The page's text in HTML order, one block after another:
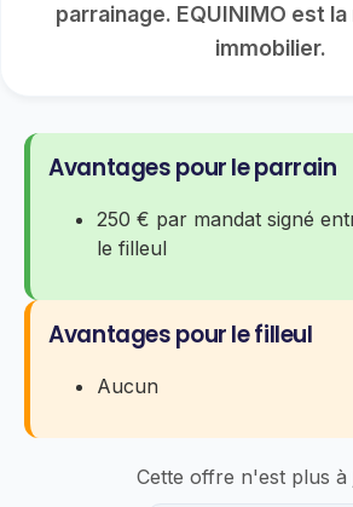
parrainage. EQUINIMO est
immobilier.
Avantages pour le parrain
250 € par mandat signé
le filleul
Avantages pour le filleul
Aucun
Cette offre n'est plus à